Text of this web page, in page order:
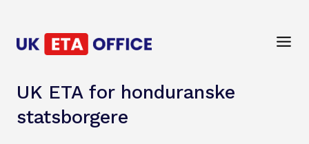
UK ETA for honduranske
statsborgere